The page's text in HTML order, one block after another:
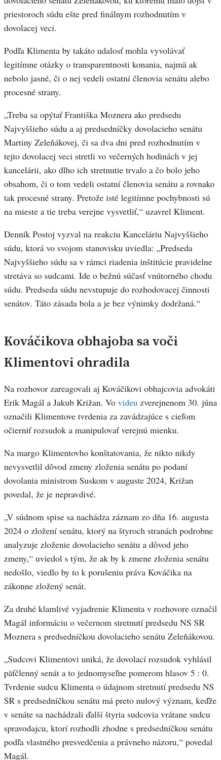
priestoroch súdu ešte pred finálnym rozhodnutím v
dovolacej veci.
Podľa Klimenta by takáto udalosť mohla vyvolávať
legitímne otázky o transparentnosti konania, najmä ak
nebolo jasné, či o nej vedeli ostatní členovia senátu alebo
procesné strany.
„Treba sa opýtať Františka Moznera ako predsedu
Najvyššieho súdu a aj predsedníčky dovolacieho senátu
Martiny Zeleňákovej, či sa dva dni pred rozhodnutím v
tejto dovolacej veci stretli vo večerných hodinách v jej
kancelárii, ako dlho ich stretnutie trvalo a čo bolo jeho
obsahom, či o tom vedeli ostatní členovia senátu a rovnako
tak procesné strany. Pretože isté legitímne pochybnosti sú
na mieste a tie treba verejne vysvetliť,“ uzavrel Kliment.
Denník Postoj vyzval na reakciu Kanceláriu Najvyššieho
súdu, ktorá vo svojom stanovisku uviedla: „Predseda
Najvyššieho súdu sa v rámci riadenia inštitúcie pravidelne
stretáva so sudcami. Ide o bežnú súčasť vnútorného chodu
súdu. Predseda súdu nevstupuje do rozhodovacej činnosti
senátov. Táto zásada bola a je bez výnimky dodržaná.“
Kováčikova obhajoba sa voči
Klimentovi ohradila
Na rozhovor zareagovali aj Kováčikovi obhajcovia advokáti
Erik Magál a Jakub Križan. Vo videu zverejnenom 30. júna
označili Klimentove tvrdenia za zavádzajúce s cieľom
očierniť rozsudok a manipulovať verejnú mienku.
Na margo Klimentovho konštatovania, že nikto nikdy
nevysvetlil dôvod zmeny zloženia senátu po podaní
dovolania ministrom Suskom v auguste 2024, Križan
povedal, že je nepravdivé.
„V súdnom spise sa nachádza záznam zo dňa 16. augusta
2024 o zložení senátu, ktorý na štyroch stranách podrobne
analyzuje zloženie dovolacieho senátu a dôvod jeho
zmeny,“ uviedol s tým, že ak by k zmene zloženia senátu
nedošlo, viedlo by to k porušeniu práva Kováčika na
zákonne zložený senát.
Za druhé klamlivé vyjadrenie Klimenta v rozhovore označil
Magál informáciu o večernom stretnutí predsedu NS SR
Moznera s predsedníčkou dovolacieho senátu Zeleňákovou.
„Sudcovi Klimentovi uniká, že dovolací rozsudok vyhlásil
päťčlenný senát a to jednomyseľne pomerom hlasov 5 : 0.
Tvrdenie sudcu Klimenta o údajnom stretnutí predsedu NS
SR s predsedníčkou senátu má preto nulový význam, keďže
v senáte sa nachádzali ďalší štyria sudcovia vrátane sudcu
spravodajcu, ktorí rozhodli zhodne s predsedníčkou senátu
podľa vlastného presvedčenia a právneho názoru,“ povedal
Magál.